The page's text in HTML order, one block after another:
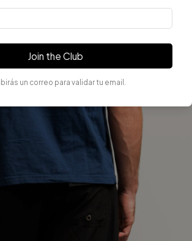
Join the Club
un correo para validar tu email.